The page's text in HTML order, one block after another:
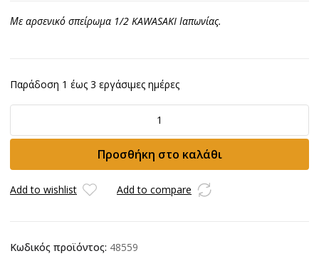
Με αρσενικό σπείρωμα 1/2 KAWASAKI Ιαπωνίας.
Παράδοση 1 έως 3 εργάσιμες ημέρες
ταχυσυνδέσμου
αρσενικό
γίγας
Προσθήκη στο καλάθι
Add to wishlist Add to compare
Κωδικός προϊόντος: 48559